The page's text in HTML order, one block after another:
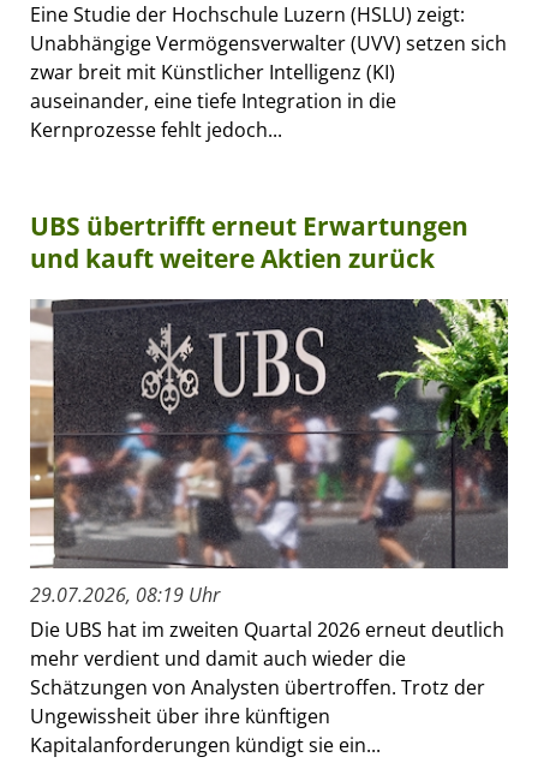
Eine Studie der Hochschule Luzern (HSLU) zeigt:
Unabhängige Vermögensverwalter (UVV) setzen sich
zwar breit mit Künstlicher Intelligenz (KI)
auseinander, eine tiefe Integration in die
Kernprozesse fehlt jedoch...
UBS übertrifft erneut Erwartungen
und kauft weitere Aktien zurück
29.07.2026, 08:19 Uhr
Die UBS hat im zweiten Quartal 2026 erneut deutlich
mehr verdient und damit auch wieder die
Schätzungen von Analysten übertroffen. Trotz der
Ungewissheit über ihre künftigen
Kapitalanforderungen kündigt sie ein...